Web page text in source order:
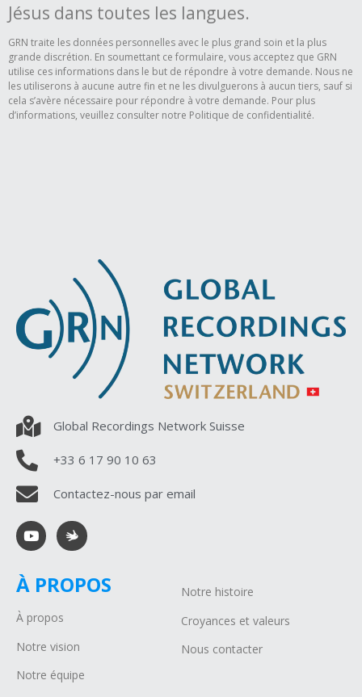
Jésus dans toutes les langues.
GRN traite les données personnelles avec le plus grand soin et la plus
grande discrétion. En soumettant ce formulaire, vous acceptez que GRN
utilise ces informations dans le but de répondre à votre demande. Nous ne
les utiliserons à aucune autre fin et ne les divulguerons à aucun tiers, sauf si
cela s’avère nécessaire pour répondre à votre demande. Pour plus
d’informations, veuillez consulter notre Politique de confidentialité.
Global Recordings Network Suisse
+33 6 17 90 10 63
Contactez-nous par email
À PROPOS
À propos
Notre vision
Notre équipe
Notre histoire
Croyances et valeurs
Nous contacter